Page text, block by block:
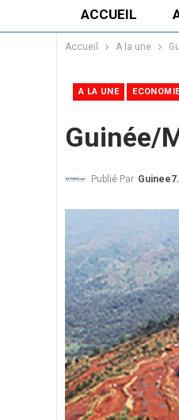
ACCUEIL
Accueil A la une
A LA UNE
Guinée/
Publié Par